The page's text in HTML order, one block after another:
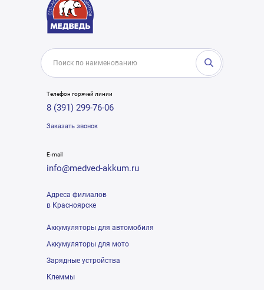
Телефон горячей линии
8 (391) 299-76-06
Заказать звонок
E-mail
info@medved-akkum.ru
Адреса филиалов
в Красноярске
Аккумуляторы для автомобиля
Аккумуляторы для мото
Зарядные устройства
Клеммы